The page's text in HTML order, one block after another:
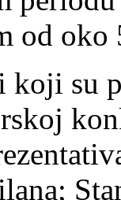
od oko
koji su